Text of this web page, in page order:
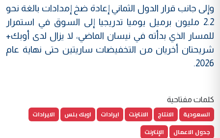
وإلى جانب قرار الدول الثماني إعادة ضخ إمدادات بالغة نحو
2.2 مليون برميل يوميا تدريجيا إلى السوق في استمرار
للمسار الذي بدأته في نيسان الماضي، لا يزال لدى أوبك+
شريحتان أخريان من التخفيضات ساريتين حتى نهاية عام
2026.
كلمات مفتاحية
السعودية الانتاج الانترنت ايرادات اوبك بلس
الايرادات
جدول الاعمال
الإنترنت